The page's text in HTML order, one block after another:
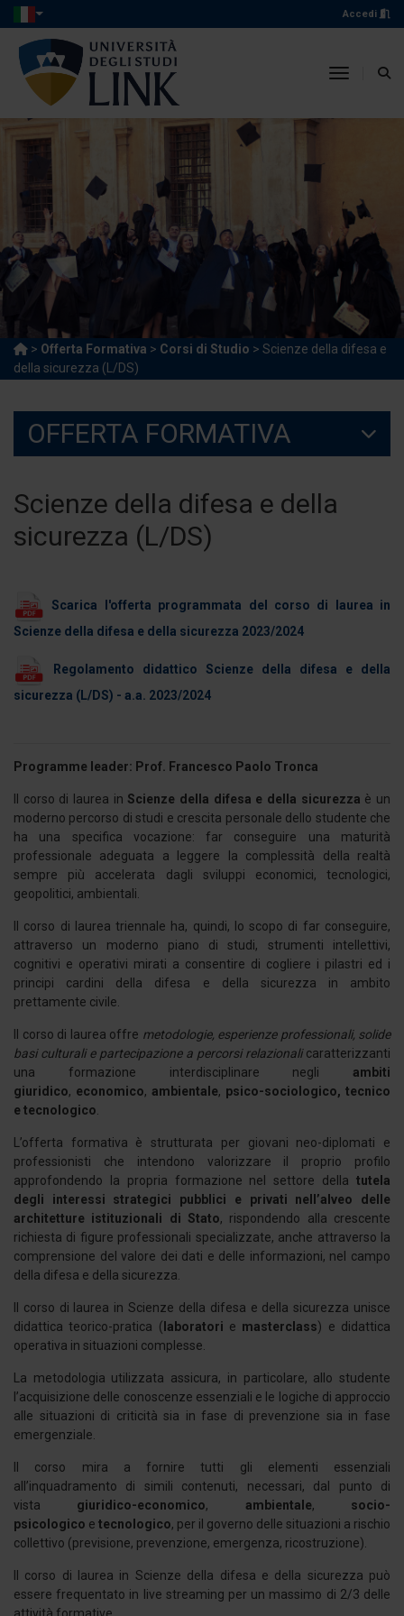
Accedi
toggle
> Offerta Formativa > Corsi di Studio > Scienze della difesa e
della sicurezza (L/DS)
OFFERTA FORMATIVA
Scienze della difesa e della
sicurezza (L/DS)
Scarica l'offerta programmata del corso di laurea in
Scienze della difesa e della sicurezza 2023/2024
Regolamento didattico Scienze della difesa e della
sicurezza (L/DS) - a.a. 2023/2024
Programme leader: Prof. Francesco Paolo Tronca
Il corso di laurea in Scienze della difesa e della sicurezza è un
moderno percorso di studi e crescita personale dello studente che
ha una specifica vocazione: far conseguire una maturità
professionale adeguata a leggere la complessità della realtà
sempre più accelerata dagli sviluppi economici, tecnologici,
geopolitici, ambientali.
Il corso di laurea triennale ha, quindi, lo scopo di far conseguire,
attraverso un moderno piano di studi, strumenti intellettivi,
cognitivi e operativi mirati a consentire di cogliere i pilastri ed i
principi cardini della difesa e della sicurezza in ambito
prettamente civile.
Il corso di laurea offre metodologie, esperienze professionali, solide
basi culturali e partecipazione a percorsi relazionalicaratterizzanti
una formazione interdisciplinare negli ambiti
giuridico, economico, ambientale, psico-sociologico, tecnico
e tecnologico
L’offerta formativa è strutturata per giovani neo-diplomati e
professionisti che intendono valorizzare il proprio profilo
approfondendo la propria formazione nel settore della tutela
degli interessi strategici pubblici e privati nell’alveo delle
architetture istituzionali di Stato, rispondendo alla crescente
richiesta di figure professionali specializzate, anche attraverso la
comprensione del valore dei dati e delle informazioni, nel campo
della difesa e della sicurezza.
Il corso di laurea in Scienze della difesa e della sicurezza unisce
didattica teorico-pratica ( laboratori e masterclass) e didattica
operativa in situazioni complesse.
La metodologia utilizzata assicura, in particolare, allo studente
l’acquisizione delle conoscenze essenziali e le logiche di approccio
alle situazioni di criticità sia in fase di prevenzione sia in fase
emergenziale.
Il corso mira a fornire tutti gli elementi essenziali
all’inquadramento di simili contenuti, necessari, dal punto di
vista giuridico-economico, ambientale, socio-
psicologico e tecnologico, per il governo delle situazioni a rischio
collettivo (previsione, prevenzione, emergenza, ricostruzione).
Il corso di laurea in Scienze della difesa e della sicurezza può
essere frequentato in live streaming per un massimo di 2/3 delle